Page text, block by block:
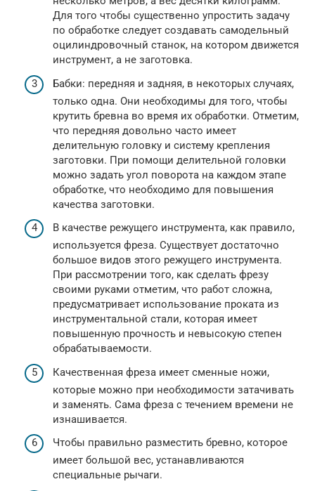
Для того чтобы существенно упростить задачу
по обработке следует создавать самодельный
оцилиндровочный станок, на котором движется
инструмент, а не заготовка.
Бабки: передняя и задняя, в некоторых случаях,
только одна. Они необходимы для того, чтобы
крутить бревна во время их обработки. Отметим,
что передняя довольно часто имеет
делительную головку и систему крепления
заготовки. При помощи делительной головки
можно задать угол поворота на каждом этапе
обработке, что необходимо для повышения
качества заготовки.
В качестве режущего инструмента, как правило,
используется фреза. Существует достаточно
большое видов этого режущего инструмента.
При рассмотрении того, как сделать фрезу
своими руками отметим, что работ сложна,
предусматривает использование проката из
инструментальной стали, которая имеет
повышенную прочность и невысокую степен
обрабатываемости.
Качественная фреза имеет сменные ножи,
которые можно при необходимости затачивать
и заменять. Сама фреза с течением времени не
изнашивается.
Чтобы правильно разместить бревно, которое
имеет большой вес, устанавливаются
специальные рычаги.